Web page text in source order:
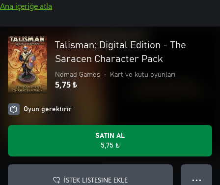
Ana içeriğe atla
Talisman: Digital Edition - The
Saracen Character Pack
Nomad Games • Kart ve kutu oyunları
5,75 ₺
Oyun gerektirir
SATIN AL
5,75 ₺
İSTEK LISTESINE EKLE ● ● ●